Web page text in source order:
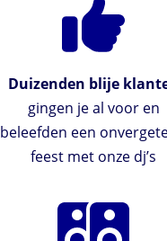
Duizenden blije
gingen je al voor en
beleefden een
feest met onze dj’s